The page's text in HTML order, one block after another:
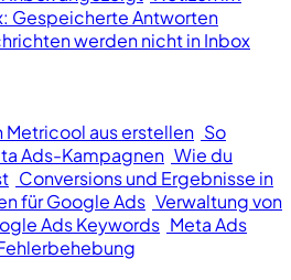
Gespeicherte Antworten
werden nicht in Inbox
aus erstellen So
Ads-Kampagnen Wie du
Conversions und Ergebnisse in
für Google Ads Verwaltung von
Ads Keywords Meta Ads